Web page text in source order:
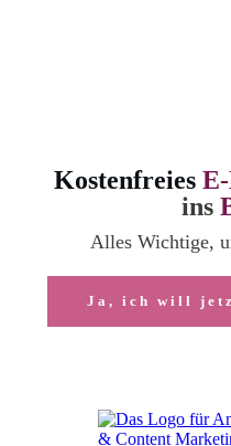
Kostenfreies
ins
Alles Wichtige,
Ja, ich will